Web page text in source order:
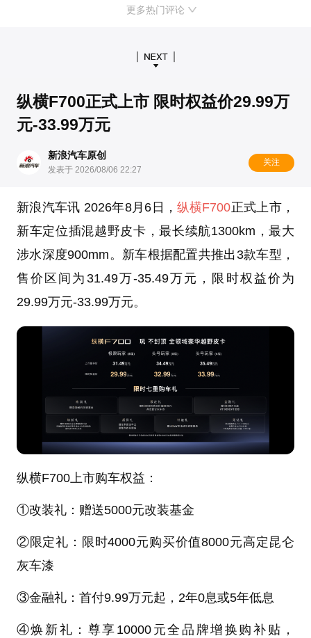
更多热门评论
纵横F700正式上市 限时权益价29.99万
元-33.99万元
新浪汽车原创
发表于 2026/08/06 22:27
关注
新浪汽车讯 2026年8月6日，纵横F700正式上市，
新车定位插混越野皮卡，最长续航1300km，最大
涉水深度900mm。新车根据配置共推出3款车型，
售价区间为31.49万-35.49万元，限时权益价为
29.99万元-33.99万元。
纵横F700上市购车权益：
①改装礼：赠送5000元改装基金
②限定礼：限时4000元购买价值8000元高定昆仑
灰车漆
③金融礼：首付9.99万元起，2年0息或5年低息
④焕新礼：尊享10000元全品牌增换购补贴，